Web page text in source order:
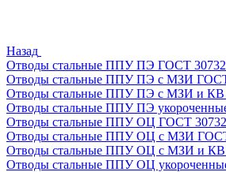
Назад
Отводы стальные ППУ ПЭ ГОСТ
Отводы стальные ППУ ПЭ с МЗИ ГОСТ
Отводы стальные ППУ ПЭ с МЗИ и КВ
Отводы стальные ППУ ПЭ
Отводы стальные ППУ ОЦ ГОСТ
Отводы стальные ППУ ОЦ с МЗИ
Отводы стальные ППУ ОЦ с МЗИ и КВ
Отводы стальные ППУ ОЦ